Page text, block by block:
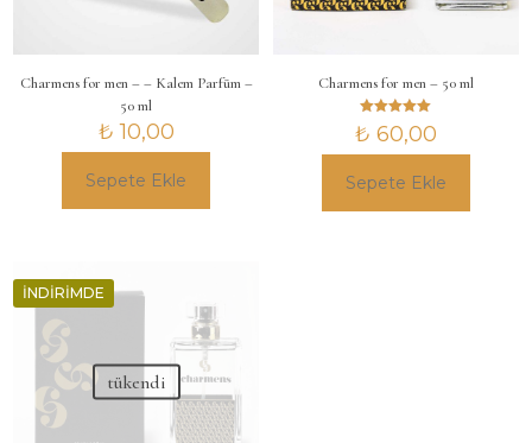
Charmens for men – – Kalem Parfüm –
50 ml
₺ 10,00
Sepete Ekle
Charmens for men – 50 ml
5 üzerinden
5.00
₺ 60,00
Sepete Ekle
İNDIRIMDE
tükendi